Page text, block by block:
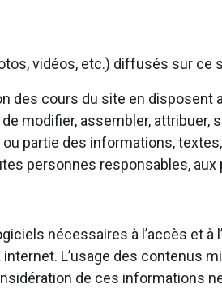
vidéos, etc.) diffusés sur
des cours du site en disposent
modifier, assembler, attribuer,
partie des informations,
personnes responsables,
nécessaires à l’accès et
L’usage des contenus
de ces informations